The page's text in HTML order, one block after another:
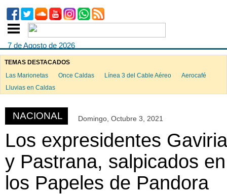
7 de Agosto de 2026
TEMAS DESTACADOS
Las Marionetas
Once Caldas Línea 3 del Cable Aéreo
Aerocafé
Lluvias en Caldas
NACIONAL Domingo, Octubre 3, 2021
Los expresidentes Gaviria
y Pastrana, salpicados en
los Papeles de Pandora